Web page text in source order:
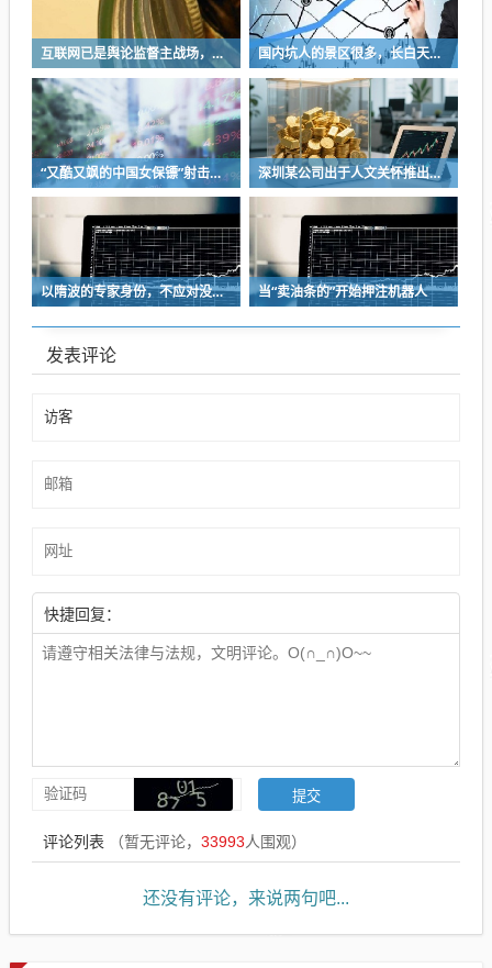
互联网已是舆论监督主战场，让我们用这五点珍惜它 国内坑人的景区很多，长白天池只是其中被坑印象最深的那一个
“又酷又飒的中国女保镖”射击夺冠 深圳某公司出于人文关怀推出内部托管，结果无孩单身员工举报了，核心理由有两个
以隋波的专家身份，不应对没统一标准的口味指手画脚，依仗专家身份欺负一线厨师 当“卖油条的”开始押注机器人
发表评论
快捷回复：
评论列表 （暂无评论， 33993人围观）
还没有评论，来说两句吧...